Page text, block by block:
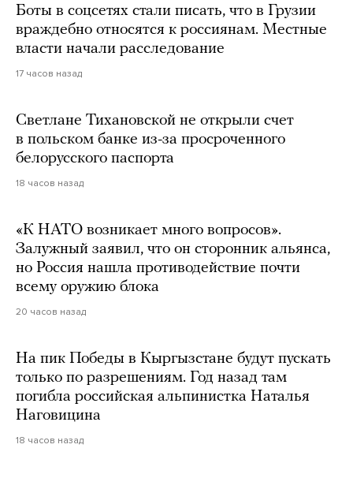
Боты в соцсетях стали писать, что в Грузии
враждебно относятся к россиянам. Местные
власти начали расследование
17 часов назад
Светлане Тихановской не открыли счет
в польском банке из-за просроченного
белорусского паспорта
18 часов назад
«К НАТО возникает много вопросов».
Залужный заявил, что он сторонник альянса,
но Россия нашла противодействие почти
всему оружию блока
20 часов назад
На пик Победы в Кыргызстане будут пускать
только по разрешениям. Год назад там
погибла российская альпинистка Наталья
Наговицина
18 часов назад